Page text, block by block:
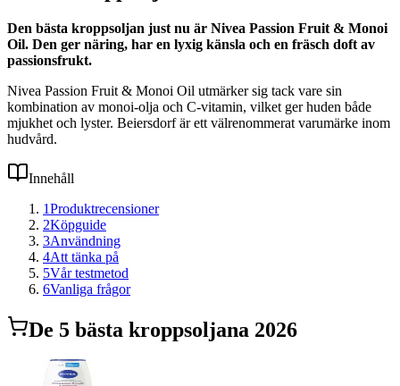
Den bästa kroppsoljan just nu är Nivea Passion Fruit & Monoi
Oil. Den ger näring, har en lyxig känsla och en fräsch doft av
passionsfrukt.
Nivea Passion Fruit & Monoi Oil utmärker sig tack vare sin
kombination av monoi-olja och C-vitamin, vilket ger huden både
mjukhet och lyster. Beiersdorf är ett välrenommerat varumärke inom
hudvård.
Innehåll
1Produktrecensioner
2Köpguide
3Användning
4Att tänka på
5Vår testmetod
6Vanliga frågor
De 5 bästa kroppsoljana 2026